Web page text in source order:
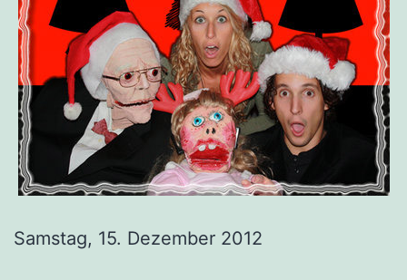
Samstag, 15. Dezember 2012